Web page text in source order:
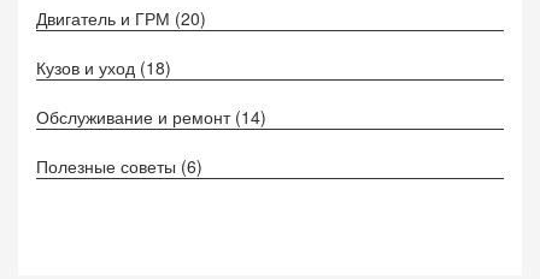
Двигатель и ГРМ (20)
Кузов и уход (18)
Обслуживание и ремонт (14)
Полезные советы (6)